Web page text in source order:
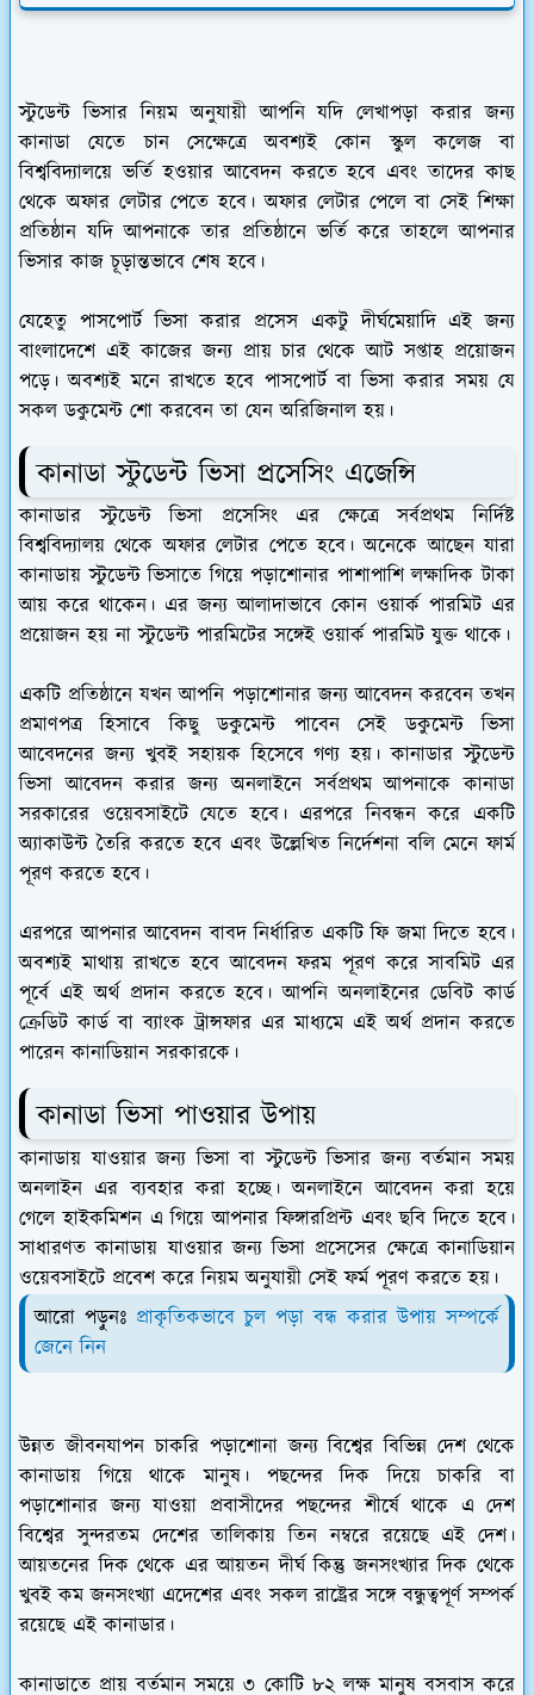
স্টুডেন্ট ভিসার নিয়ম অনুযায়ী আপনি যদি লেখাপড়া করার জন্য
কানাডা যেতে চান সেক্ষেত্রে অবশ্যই কোন স্কুল কলেজ বা
বিশ্ববিদ্যালয়ে ভর্তি হওয়ার আবেদন করতে হবে এবং তাদের কাছ
থেকে অফার লেটার পেতে হবে। অফার লেটার পেলে বা সেই শিক্ষা
প্রতিষ্ঠান যদি আপনাকে তার প্রতিষ্ঠানে ভর্তি করে তাহলে আপনার
ভিসার কাজ চূড়ান্তভাবে শেষ হবে।
যেহেতু পাসপোর্ট ভিসা করার প্রসেস একটু দীর্ঘমেয়াদি এই জন্য
বাংলাদেশে এই কাজের জন্য প্রায় চার থেকে আট সপ্তাহ প্রয়োজন
পড়ে। অবশ্যই মনে রাখতে হবে পাসপোর্ট বা ভিসা করার সময় যে
সকল ডকুমেন্ট শো করবেন তা যেন অরিজিনাল হয়।
কানাডা স্টুডেন্ট ভিসা প্রসেসিং এজেন্সি
কানাডার স্টুডেন্ট ভিসা প্রসেসিং এর ক্ষেত্রে সর্বপ্রথম নির্দিষ্ট
বিশ্ববিদ্যালয় থেকে অফার লেটার পেতে হবে। অনেকে আছেন যারা
কানাডায় স্টুডেন্ট ভিসাতে গিয়ে পড়াশোনার পাশাপাশি লক্ষাদিক টাকা
আয় করে থাকেন। এর জন্য আলাদাভাবে কোন ওয়ার্ক পারমিট এর
প্রয়োজন হয় না স্টুডেন্ট পারমিটের সঙ্গেই ওয়ার্ক পারমিট যুক্ত থাকে।
একটি প্রতিষ্ঠানে যখন আপনি পড়াশোনার জন্য আবেদন করবেন তখন
প্রমাণপত্র হিসাবে কিছু ডকুমেন্ট পাবেন সেই ডকুমেন্ট ভিসা
আবেদনের জন্য খুবই সহায়ক হিসেবে গণ্য হয়। কানাডার স্টুডেন্ট
ভিসা আবেদন করার জন্য অনলাইনে সর্বপ্রথম আপনাকে কানাডা
সরকারের ওয়েবসাইটে যেতে হবে। এরপরে নিবন্ধন করে একটি
অ্যাকাউন্ট তৈরি করতে হবে এবং উল্লেখিত নির্দেশনা বলি মেনে ফার্ম
পূরণ করতে হবে।
এরপরে আপনার আবেদন বাবদ নির্ধারিত একটি ফি জমা দিতে হবে।
অবশ্যই মাথায় রাখতে হবে আবেদন ফরম পূরণ করে সাবমিট এর
পূর্বে এই অর্থ প্রদান করতে হবে। আপনি অনলাইনের ডেবিট কার্ড
ক্রেডিট কার্ড বা ব্যাংক ট্রান্সফার এর মাধ্যমে এই অর্থ প্রদান করতে
পারেন কানাডিয়ান সরকারকে।
কানাডা ভিসা পাওয়ার উপায়
কানাডায় যাওয়ার জন্য ভিসা বা স্টুডেন্ট ভিসার জন্য বর্তমান সময়
অনলাইন এর ব্যবহার করা হচ্ছে। অনলাইনে আবেদন করা হয়ে
গেলে হাইকমিশন এ গিয়ে আপনার ফিঙ্গারপ্রিন্ট এবং ছবি দিতে হবে।
সাধারণত কানাডায় যাওয়ার জন্য ভিসা প্রসেসের ক্ষেত্রে কানাডিয়ান
ওয়েবসাইটে প্রবেশ করে নিয়ম অনুযায়ী সেই ফর্ম পূরণ করতে হয়।
আরো পড়ুনঃ প্রাকৃতিকভাবে চুল পড়া বন্ধ করার উপায় সম্পর্কে
জেনে নিন
উন্নত জীবনযাপন চাকরি পড়াশোনা জন্য বিশ্বের বিভিন্ন দেশ থেকে
কানাডায় গিয়ে থাকে মানুষ। পছন্দের দিক দিয়ে চাকরি বা
পড়াশোনার জন্য যাওয়া প্রবাসীদের পছন্দের শীর্ষে থাকে এ দেশ
বিশ্বের সুন্দরতম দেশের তালিকায় তিন নম্বরে রয়েছে এই দেশ।
আয়তনের দিক থেকে এর আয়তন দীর্ঘ কিন্তু জনসংখ্যার দিক থেকে
খুবই কম জনসংখ্যা এদেশের এবং সকল রাষ্ট্রের সঙ্গে বন্ধুত্বপূর্ণ সম্পর্ক
রয়েছে এই কানাডার।
কানাডাতে প্রায় বর্তমান সময়ে ৩ কোটি ৮২ লক্ষ মানুষ বসবাস করে